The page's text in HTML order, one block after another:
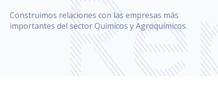
Construimos relaciones con las empresas más
importantes del sector Químicos y Agroquímicos.